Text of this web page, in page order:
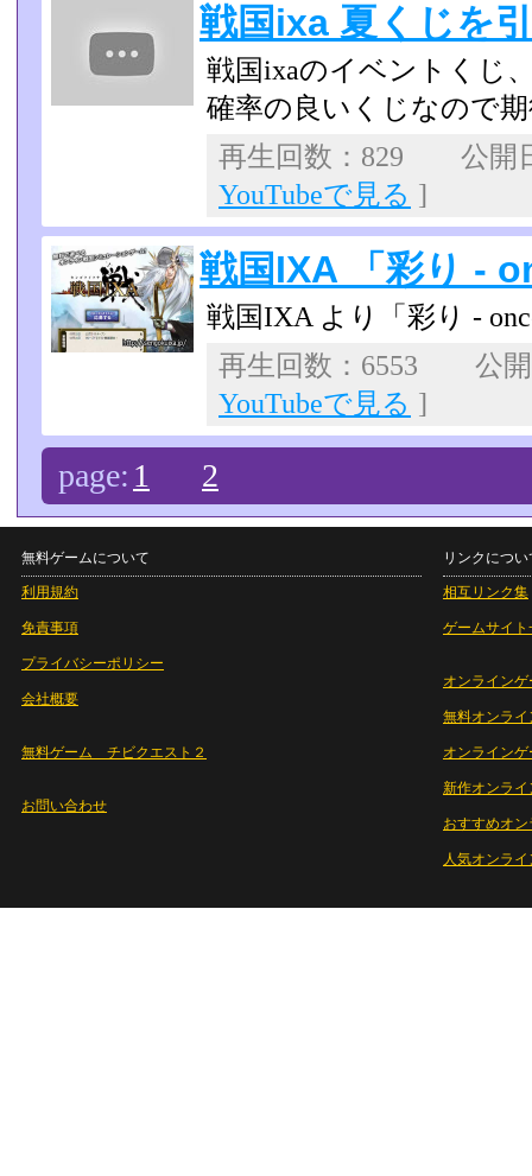
戦国ixa 夏くじを
戦国ixaのイベントくじ
確率の良いくじなので
再生回数：829 公
YouTubeで見る ]
戦国IXA 「彩り -
戦国IXA より「彩り -
再生回数：6553 公
YouTubeで見る ]
page: 1 2
無料ゲームについて
利用規約
免責事項
プライバシーポリシー
会社概要
無料ゲーム チビクエスト２
お問い合わせ
リンクについ
相互リンク集
ゲームサイト
オンラインゲ
無料オンライ
オンライン
新作オンライ
おすすめオ
人気オンラ